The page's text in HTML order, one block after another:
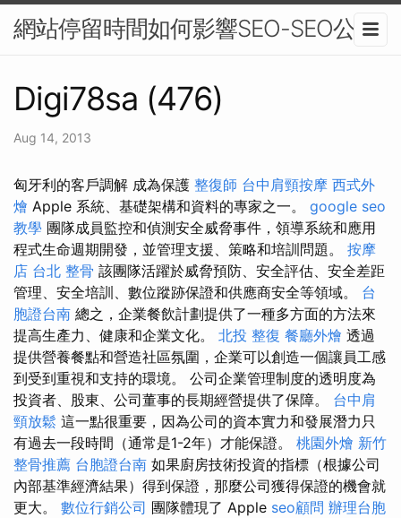
網站停留時間如何影響SEO-SEO公司
Digi78sa (476)
Aug 14, 2013
匈牙利的客戶調解 成為保護 整復師 台中肩頸按摩 西式外
燴 Apple 系統、基礎架構和資料的專家之一。 google seo
教學 團隊成員監控和偵測安全威脅事件，領導系統和應用
程式生命週期開發，並管理支援、策略和培訓問題。 按摩
店 台北 整骨 該團隊活躍於威脅預防、安全評估、安全差距
管理、安全培訓、數位蹤跡保證和供應商安全等領域。 台
胞證台南 總之，企業餐飲計劃提供了一種多方面的方法來
提高生產力、健康和企業文化。 北投 整復 餐廳外燴 透過
提供營養餐點和營造社區氛圍，企業可以創造一個讓員工感
到受到重視和支持的環境。 公司企業管理制度的透明度為
投資者、股東、公司董事的長期經營提供了保障。 台中肩
頸放鬆 這一點很重要，因為公司的資本實力和發展潛力只
有過去一段時間（通常是1-2年）才能保證。 桃園外燴 新竹
整骨推薦 台胞證台南 如果廚房技術投資的指標（根據公司
內部基準經濟結果）得到保證，那麼公司獲得保證的機會就
更大。 數位行銷公司 團隊體現了 Apple seo顧問 辦理台胞